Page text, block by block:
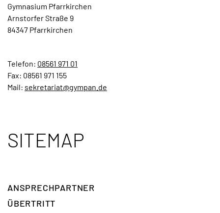
Gymnasium Pfarrkirchen
Arnstorfer Straße 9
84347 Pfarrkirchen
Telefon: 08561 971 01
Fax: 08561 971 155
Mail: sekretariat@gympan.de
SITEMAP
ANSPRECH­PARTNER
ÜBERTRITT